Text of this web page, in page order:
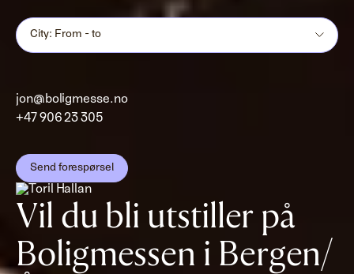
City: From - to
jon@boligmesse.no
+47 906 23 305
Send forespørsel
Vil du bli utstiller på
Boligmessen i Bergen/